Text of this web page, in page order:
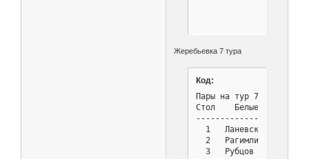
Жеребьевка 7 тура
Код:
Пары на тур 7 - Турнир
Стол    Белые
1   Ланевский
2   Рагимли Дениз
3   Рубцов Виктор